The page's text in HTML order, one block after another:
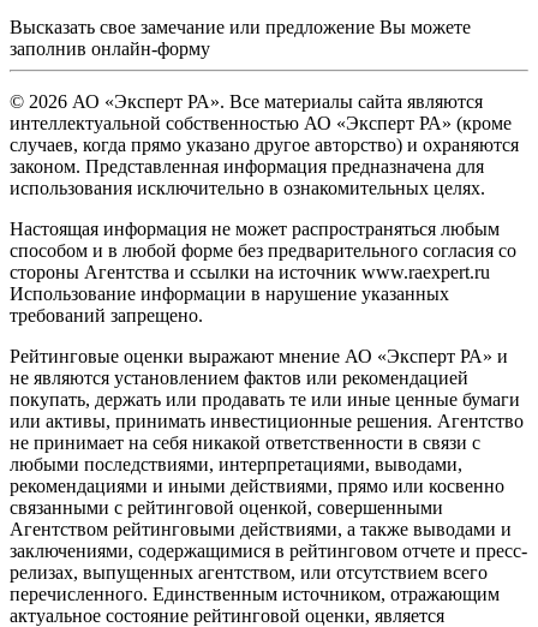
Высказать свое замечание или предложение Вы можете
заполнив онлайн-форму
© 2026 АО «Эксперт РА». Все материалы сайта являются
интеллектуальной собственностью АО «Эксперт РА» (кроме
случаев, когда прямо указано другое авторство) и охраняются
законом. Представленная информация предназначена для
использования исключительно в ознакомительных целях.
Настоящая информация не может распространяться любым
способом и в любой форме без предварительного согласия со
стороны Агентства и ссылки на источник www.raexpert.ru
Использование информации в нарушение указанных
требований запрещено.
Рейтинговые оценки выражают мнение АО «Эксперт РА» и
не являются установлением фактов или рекомендацией
покупать, держать или продавать те или иные ценные бумаги
или активы, принимать инвестиционные решения. Агентство
не принимает на себя никакой ответственности в связи с
любыми последствиями, интерпретациями, выводами,
рекомендациями и иными действиями, прямо или косвенно
связанными с рейтинговой оценкой, совершенными
Агентством рейтинговыми действиями, а также выводами и
заключениями, содержащимися в рейтинговом отчете и пресс-
релизах, выпущенных агентством, или отсутствием всего
перечисленного. Единственным источником, отражающим
актуальное состояние рейтинговой оценки, является